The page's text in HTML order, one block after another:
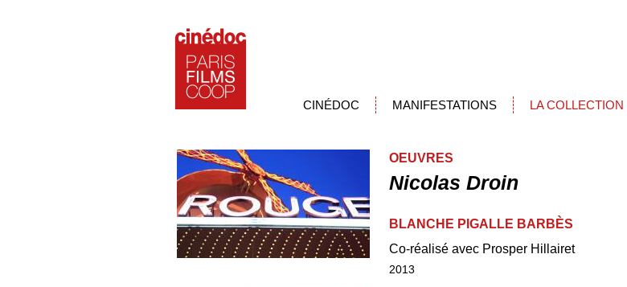
CINÉDOC MANIFESTATIONS LA COLLECTION
OEUVRES
Nicolas Droin
BLANCHE PIGALLE BARBÈS
Co-réalisé avec Prosper Hillairet
2013